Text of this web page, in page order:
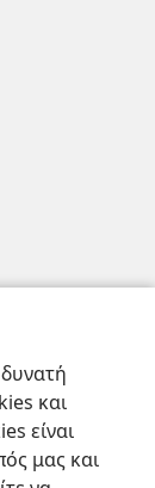
και
είναι
μας και